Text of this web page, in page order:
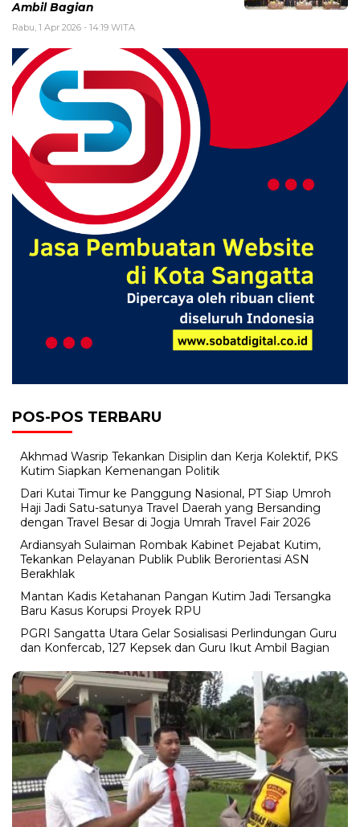
Ambil Bagian
Rabu, 1 Apr 2026 - 14:19 WITA
POS-POS TERBARU
Akhmad Wasrip Tekankan Disiplin dan Kerja Kolektif, PKS
Kutim Siapkan Kemenangan Politik
Dari Kutai Timur ke Panggung Nasional, PT Siap Umroh
Haji Jadi Satu-satunya Travel Daerah yang Bersanding
dengan Travel Besar di Jogja Umrah Travel Fair 2026
Ardiansyah Sulaiman Rombak Kabinet Pejabat Kutim,
Tekankan Pelayanan Publik Publik Berorientasi ASN
Berakhlak
Mantan Kadis Ketahanan Pangan Kutim Jadi Tersangka
Baru Kasus Korupsi Proyek RPU
PGRI Sangatta Utara Gelar Sosialisasi Perlindungan Guru
dan Konfercab, 127 Kepsek dan Guru Ikut Ambil Bagian